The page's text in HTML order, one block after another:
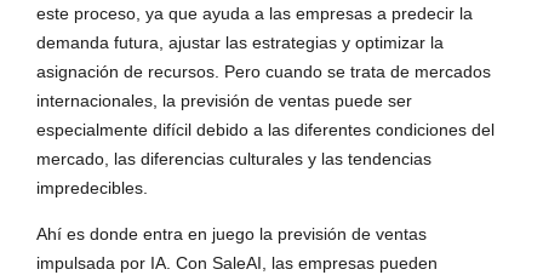
este proceso, ya que ayuda a las empresas a predecir la
demanda futura, ajustar las estrategias y optimizar la
asignación de recursos. Pero cuando se trata de mercados
internacionales, la previsión de ventas puede ser
especialmente difícil debido a las diferentes condiciones del
mercado, las diferencias culturales y las tendencias
impredecibles.
Ahí es donde entra en juego la previsión de ventas
impulsada por IA. Con SaleAI, las empresas pueden